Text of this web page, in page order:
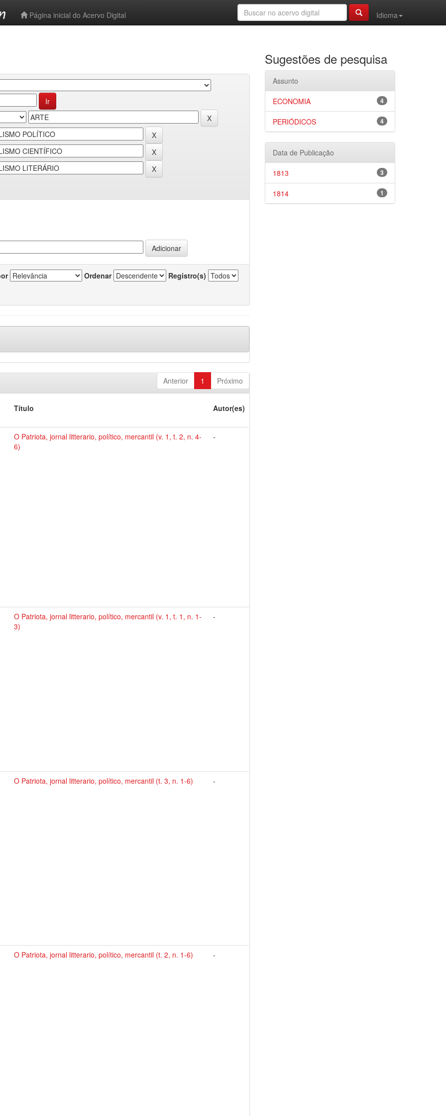
Página inicial do Acervo Digital
Idioma
Ordenar Registro(s)
Anterior 1 Próximo
Título Autor(es)
O Patriota, jornal litterario, político, mercantil (v. 1, t. 2, n. 4-
6)
-
O Patriota, jornal litterario, político, mercantil (v. 1, t. 1, n. 1-
3)
-
O Patriota, jornal litterario, político, mercantil (t. 3, n. 1-6) -
O Patriota, jornal litterario, político, mercantil (t. 2, n. 1-6) -
Sugestões de pesquisa
Assunto
4
ECONOMIA
4
PERIÓDICOS
Data de Publicação
3
1813
1
1814